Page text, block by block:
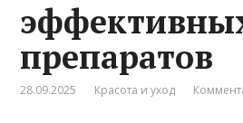
препаратов
28.09.2025 Красота и уход